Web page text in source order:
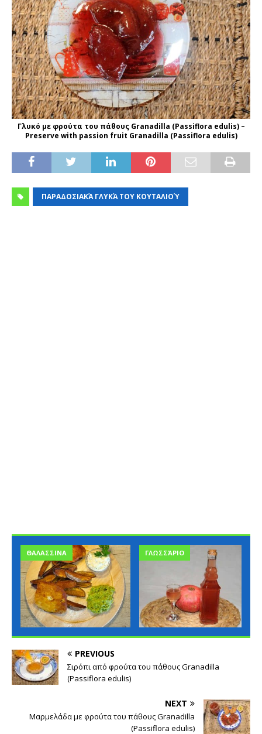
Γλυκό με φρούτα του πάθους Granadilla (Passiflora edulis) –
Preserve with passion fruit Granadilla (Passiflora edulis)
ΠΑΡΑΔΟΣΙΑΚΆ ΓΛΥΚΆ ΤΟΥ ΚΟΥΤΑΛΙΟΎ
ΘΑΛΑΣΣΙΝΑ ΓΛΩΣΣΆΡΙΟ
PREVIOUS
Σιρόπι από φρούτα του πάθους Granadilla
(Passiflora edulis)
NEXT
Μαρμελάδα με φρούτα του πάθους Granadilla
(Passiflora edulis)